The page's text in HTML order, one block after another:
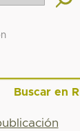
Buscar en RI